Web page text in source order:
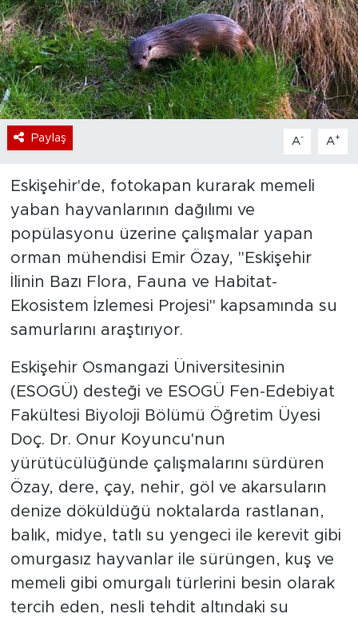
Paylaş A- A+
Eskişehir'de, fotokapan kurarak memeli
yaban hayvanlarının dağılımı ve
popülasyonu üzerine çalışmalar yapan
orman mühendisi Emir Özay, "Eskişehir
İlinin Bazı Flora, Fauna ve Habitat-
Ekosistem İzlemesi Projesi" kapsamında su
samurlarını araştırıyor.
Eskişehir Osmangazi Üniversitesinin
(ESOGÜ) desteği ve ESOGÜ Fen-Edebiyat
Fakültesi Biyoloji Bölümü Öğretim Üyesi
Doç. Dr. Onur Koyuncu'nun
yürütücülüğünde çalışmalarını sürdüren
Özay, dere, çay, nehir, göl ve akarsuların
denize döküldüğü noktalarda rastlanan,
balık, midye, tatlı su yengeci ile kerevit gibi
omurgasız hayvanlar ile sürüngen, kuş ve
memeli gibi omurgalı türlerini besin olarak
tercih eden, nesli tehdit altındaki su
Teknoloji
Magazin
Dünya
Sektör